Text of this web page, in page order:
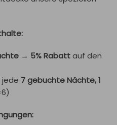
→ 5% Rabattauf den
jede 7 gebuchte Nächte, 1